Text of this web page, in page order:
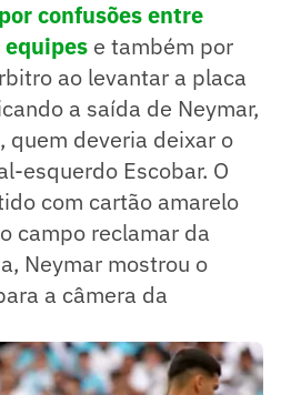
confusões entre
equipes e também por
ao levantar a placa
a saída de Neymar,
quem deveria deixar o
esquerdo Escobar. O
com cartão amarelo
campo reclamar da
Neymar mostrou o
a câmera da